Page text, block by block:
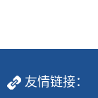
友情链接：